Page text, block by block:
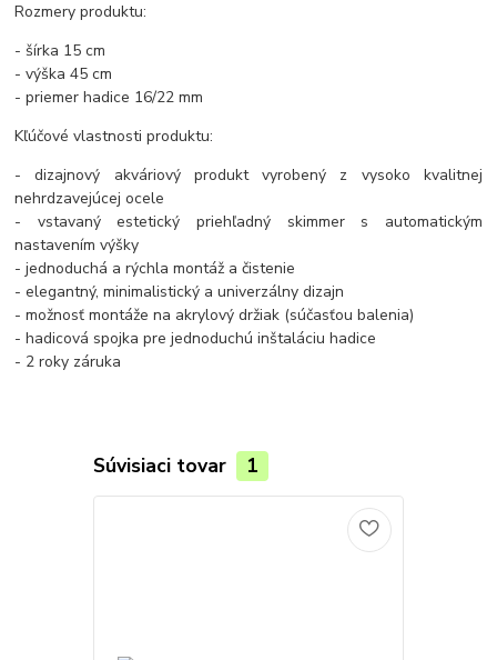
Rozmery produktu:
- šírka 15 cm
- výška 45 cm
- priemer hadice 16/22 mm
Kľúčové vlastnosti produktu:
- dizajnový akváriový produkt vyrobený z vysoko kvalitnej
nehrdzavejúcej ocele
- vstavaný estetický priehľadný skimmer s automatickým
nastavením výšky
- jednoduchá a rýchla montáž a čistenie
- elegantný, minimalistický a univerzálny dizajn
- možnosť montáže na akrylový držiak (súčasťou balenia)
- hadicová spojka pre jednoduchú inštaláciu hadice
- 2 roky záruka
Súvisiaci tovar 1